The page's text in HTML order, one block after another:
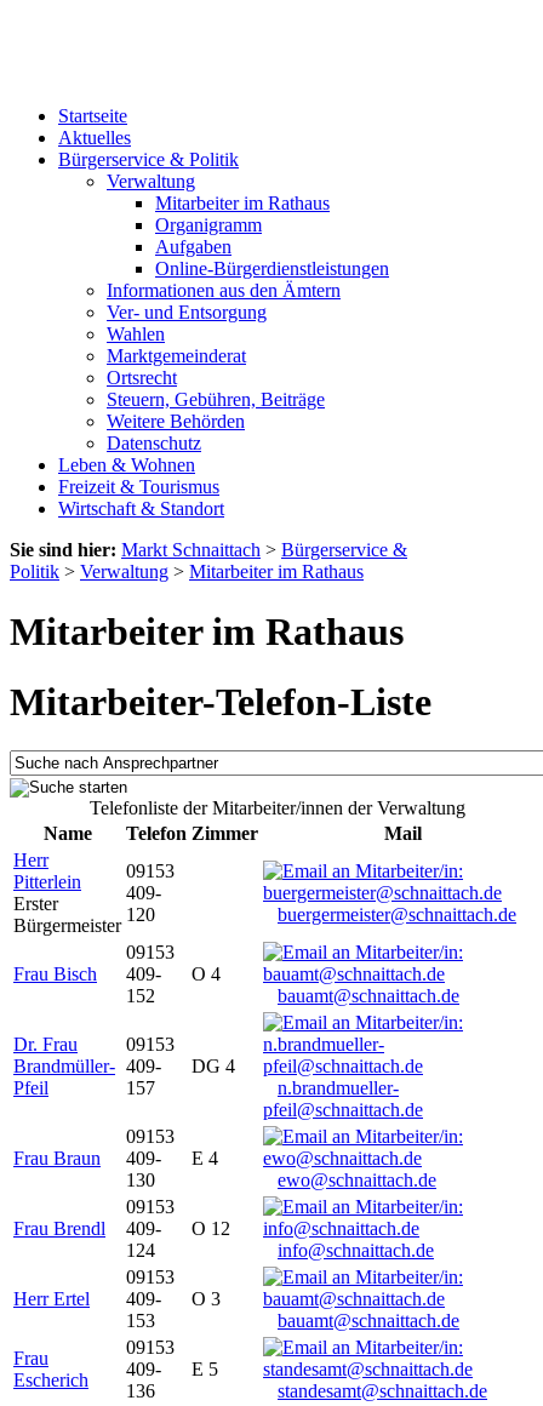
Startseite
Aktuelles
Bürgerservice & Politik
Verwaltung
Mitarbeiter im Rathaus
Organigramm
Aufgaben
Online-Bürgerdienstleistungen
Informationen aus den Ämtern
Ver- und Entsorgung
Wahlen
Marktgemeinderat
Ortsrecht
Steuern, Gebühren, Beiträge
Weitere Behörden
Datenschutz
Leben & Wohnen
Freizeit & Tourismus
Wirtschaft & Standort
Sie sind hier: Markt Schnaittach > Bürgerservice &
Politik > Verwaltung > Mitarbeiter im Rathaus
Mitarbeiter im Rathaus
Mitarbeiter-Telefon-Liste
Telefonliste der Mitarbeiter/innen der Verwaltung
Name
Telefon Zimmer
Mail
Herr
Pitterlein
Erster
Bürgermeister
09153
409-
120
buergermeister@schnaittach.de
Frau Bisch
09153
409-
152
O 4
bauamt@schnaittach.de
Dr. Frau
Brandmüller-
Pfeil
09153
409-
157
DG 4
n.brandmueller-
pfeil@schnaittach.de
Frau Braun
09153
409-
130
E 4
ewo@schnaittach.de
Frau Brendl
09153
409-
124
O 12
info@schnaittach.de
Herr Ertel
09153
409-
153
O 3
bauamt@schnaittach.de
Frau
Escherich
09153
409-
136
E 5
standesamt@schnaittach.de